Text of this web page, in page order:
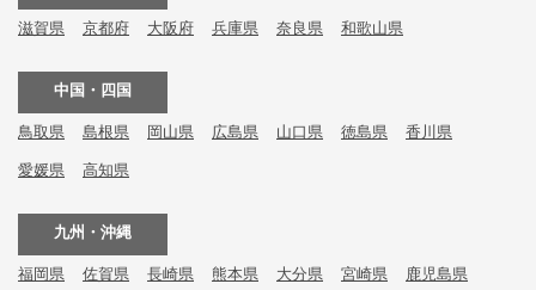
滋賀県 京都府 大阪府 兵庫県 奈良県 和歌山県
中国・四国
鳥取県 島根県 岡山県 広島県 山口県 徳島県 香川県
愛媛県 高知県
九州・沖縄
福岡県 佐賀県 長崎県 熊本県 大分県 宮崎県 鹿児島県